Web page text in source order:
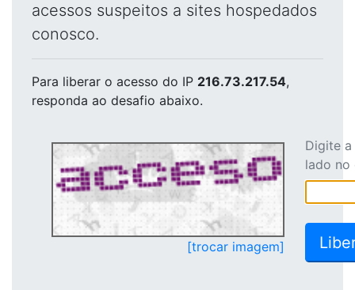
acessos suspeitos a sites hospedados
conosco.
Para liberar o acesso do IP 216.73.217.54,
responda ao desafio abaixo.
[trocar imagem]
Digite
lado no